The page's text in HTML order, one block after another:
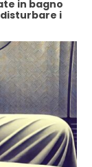
in bagno
i